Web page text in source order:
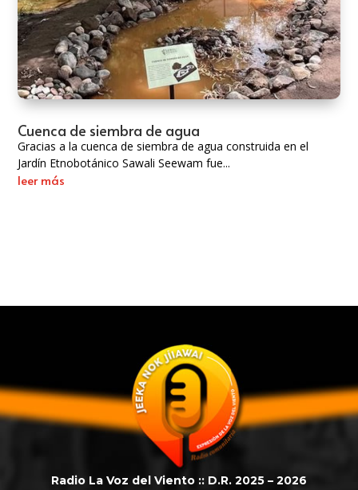
Cuenca de siembra de agua
Gracias a la cuenca de siembra de agua construida en el
Jardín Etnobotánico Sawali Seewam fue...
leer más
Radio La Voz del Viento :: D.R. 2025 – 2026